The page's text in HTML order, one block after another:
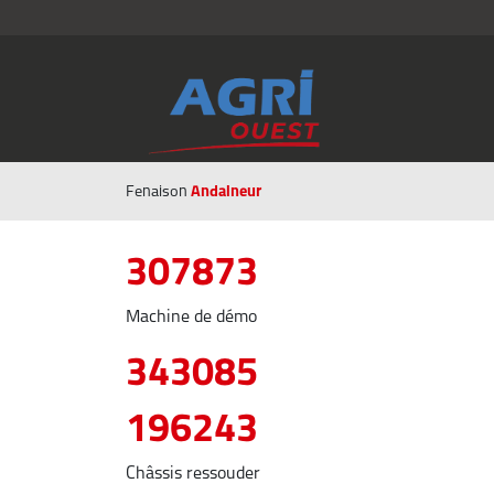
FenaisonAndaineur
307873
Machine de démo
343085
196243
Châssis ressouder